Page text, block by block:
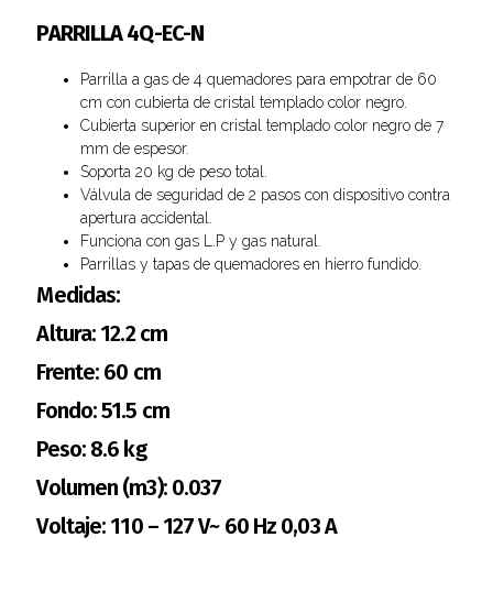
PARRILLA 4Q-EC-N
Parrilla a gas de 4 quemadores para empotrar de 60
cm con cubierta de cristal templado color negro.
Cubierta superior en cristal templado color negro de 7
mm de espesor.
Soporta 20 kg de peso total.
Válvula de seguridad de 2 pasos con dispositivo contra
apertura accidental.
Funciona con gas L.P y gas natural.
Parrillas y tapas de quemadores en hierro fundido.
Medidas:
Altura: 12.2 cm
Frente: 60 cm
Fondo: 51.5 cm
Peso: 8.6 kg
Volumen (m3): 0.037
Voltaje: 110 – 127 V~ 60 Hz 0,03 A